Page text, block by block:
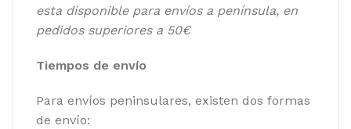
esta disponible para envíos a península, en
pedidos superiores a 50€
Tiempos de envío
Para envíos peninsulares, existen dos formas
de envío: